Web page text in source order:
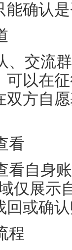
能确认
、交流
以在
双方自
看
看自身
仅展示
回或确
程